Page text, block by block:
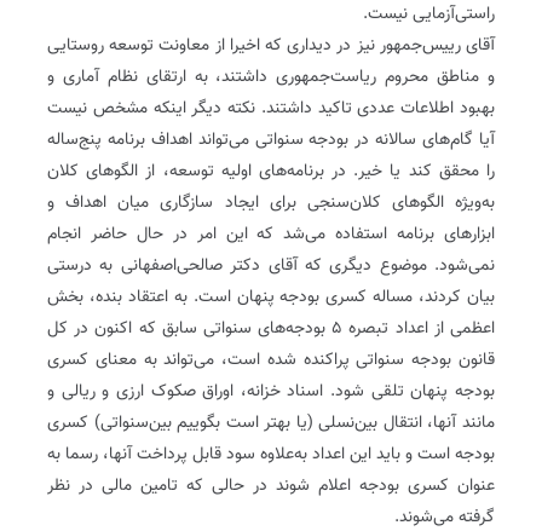
راستی‌آزمایی نیست.
آقای رییس‌جمهور نیز در دیداری که اخیرا از معاونت توسعه روستایی
و مناطق محروم ریاست‌جمهوری داشتند، به ارتقای نظام آماری و
بهبود اطلاعات عددی تاکید داشتند. نکته دیگر اینکه مشخص نیست
آیا گام‌های سالانه در بودجه سنواتی می‌تواند اهداف برنامه پنج‏‌ساله
را محقق کند یا خیر. در برنامه‌های اولیه توسعه، از الگوهای کلان
به‌ویژه الگوهای کلان‌سنجی برای ایجاد سازگاری میان اهداف و
ابزارهای برنامه استفاده می‌شد که این امر در حال حاضر انجام
نمی‌شود. موضوع دیگری که آقای دکتر صالحی‌اصفهانی به درستی
بیان کردند، مساله کسری بودجه پنهان است. به اعتقاد بنده، بخش
اعظمی از اعداد تبصره 5 بودجه‌های سنواتی سابق که اکنون در کل
قانون بودجه سنواتی پراکنده شده است، می‌تواند به معنای کسری
بودجه پنهان تلقی شود. اسناد خزانه، اوراق صکوک ارزی و ریالی و
مانند آنها، انتقال بین‌نسلی (یا بهتر است بگوییم بین‌سنواتی) کسری
بودجه است و باید این اعداد به‌علاوه سود قابل پرداخت آنها، رسما به
عنوان کسری بودجه اعلام شوند در حالی که تامین مالی در نظر
گرفته می‌شوند.